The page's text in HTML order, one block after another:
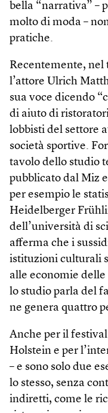
bella “narrativa” –
molto di moda –
pratiche.
Recentemente, nel
l’attore Ulrich
sua voce dicendo
di aiuto di
lobbisti del settore
società sportive.
tavolo dello studio
pubblicato dal Miz
per esempio le
Heidelberger
dell’università di
afferma che i
istituzioni culturali
alle economie
lo studio parla del
ne genera quattro
Anche per il
Holstein e per
– e sono solo due
lo stesso, senza
indiretti, come le